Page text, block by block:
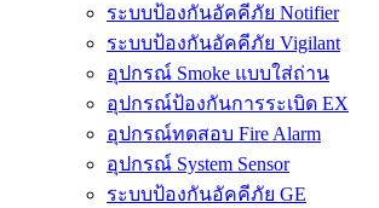
ระบบป้องกันอัคคีภัย Notifier
ระบบป้องกันอัคคีภัย Vigilant
อุปกรณ์ Smoke แบบใส่ถ่าน
อุปกรณ์ป้องกันการระเบิด EX
อุปกรณ์ทดสอบ Fire Alarm
อุปกรณ์ System Sensor
ระบบป้องกันอัคคีภัย GE